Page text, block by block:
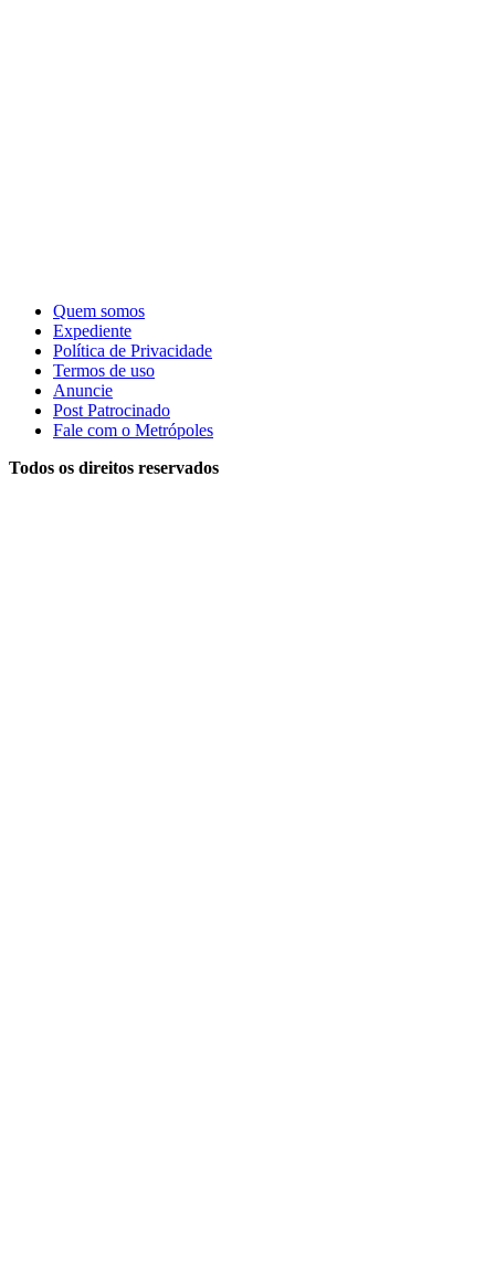
Quem somos
Expediente
Política de Privacidade
Termos de uso
Anuncie
Post Patrocinado
Fale com o Metrópoles
Todos os direitos reservados